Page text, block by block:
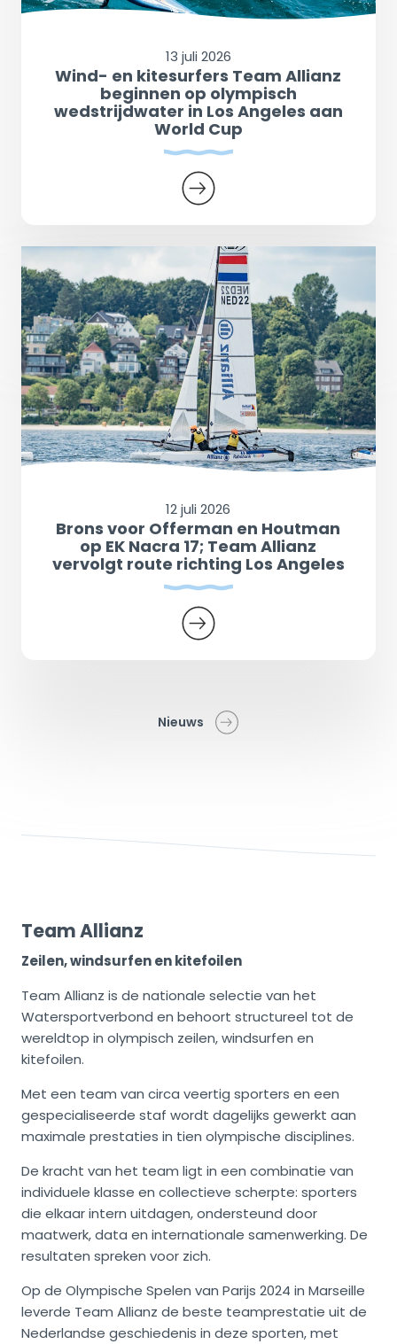
13 juli 2026
Wind- en kitesurfers Team Allianz
beginnen op olympisch
wedstrijdwater in Los Angeles aan
World Cup
12 juli 2026
Brons voor Offerman en Houtman
op EK Nacra 17; Team Allianz
vervolgt route richting Los Angeles
Nieuws
Team Allianz
Zeilen, windsurfen en kitefoilen
Team Allianz is de nationale selectie van het
Watersportverbond en behoort structureel tot de
wereldtop in olympisch zeilen, windsurfen en
kitefoilen.
Met een team van circa veertig sporters en een
gespecialiseerde staf wordt dagelijks gewerkt aan
maximale prestaties in tien olympische disciplines.
De kracht van het team ligt in een combinatie van
individuele klasse en collectieve scherpte: sporters
die elkaar intern uitdagen, ondersteund door
maatwerk, data en internationale samenwerking. De
resultaten spreken voor zich.
Op de Olympische Spelen van Parijs 2024 in Marseille
leverde Team Allianz de beste teamprestatie uit de
Nederlandse geschiedenis in deze sporten, met